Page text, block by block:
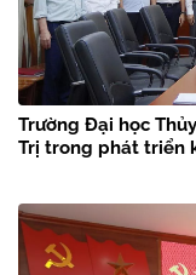
Trường Đại học
Trị trong phát triển